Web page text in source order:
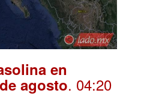
en
agosto. 04:20